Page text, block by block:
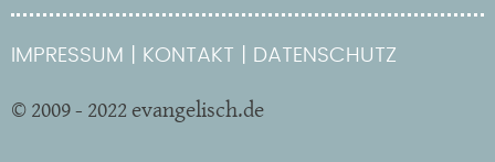
IMPRESSUM KONTAKT DATENSCHUTZ
© 2009 - 2022 evangelisch.de